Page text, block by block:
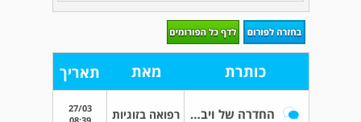
כותרת מאת תאריך
החדרה של ויברטור רפואה בזוגיות
27/03